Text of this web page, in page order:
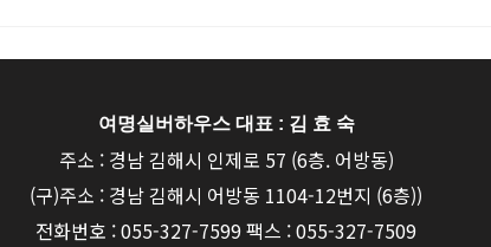
여명실버하우스 대표 : 김 효 숙
주소 : 경남 김해시 인제로 57 (6층. 어방동)
(구)주소 : 경남 김해시 어방동 1104-12번지 (6층))
전화번호 : 055-327-7599 팩스 : 055-327-7509